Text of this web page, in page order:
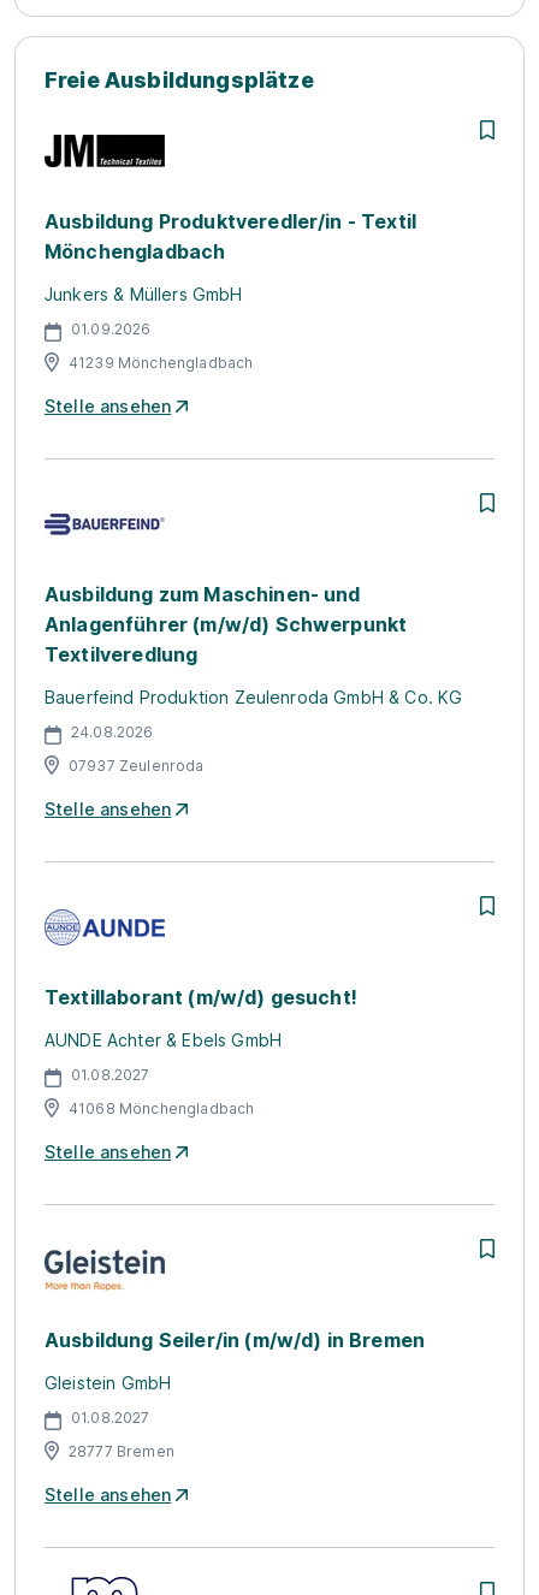
Freie Ausbildungsplätze
Ausbildung Produktveredler/in - Textil
Mönchengladbach
Junkers & Müllers GmbH
01.09.2026
41239 Mönchengladbach
Stelle ansehen
Ausbildung zum Maschinen- und
Anlagenführer (m/w/d) Schwerpunkt
Textilveredlung
Bauerfeind Produktion Zeulenroda GmbH & Co. KG
24.08.2026
07937 Zeulenroda
Stelle ansehen
Textillaborant (m/w/d) gesucht!
AUNDE Achter & Ebels GmbH
01.08.2027
41068 Mönchengladbach
Stelle ansehen
Ausbildung Seiler/in (m/w/d) in Bremen
Gleistein GmbH
01.08.2027
28777 Bremen
Stelle ansehen